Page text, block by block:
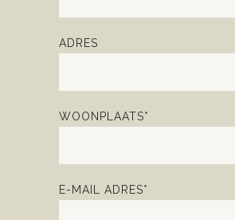
ADRES
WOONPLAATS*
E-MAIL ADRES*